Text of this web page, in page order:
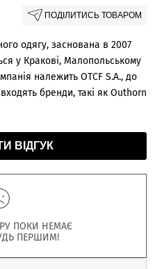
ПОДІЛИТИСЬ ТОВАРОМ
одягу, заснована в 2007
у Кракові, Малопольському
належить OTCF S.A., до
бренди, такі як Outhorn
ВІДГУК
ПОКИ НЕМАЄ
ПЕРШИМ!